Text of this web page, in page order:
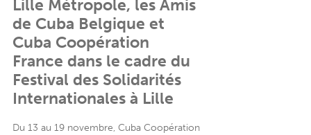
Lille Métropole, les Amis
de Cuba Belgique et
Cuba Coopération
France dans le cadre du
Festival des Solidarités
Internationales à Lille
Du 13 au 19 novembre, Cuba Coopération